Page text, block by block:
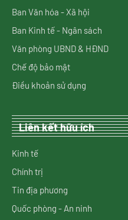
Ban Văn hóa - Xã hội
Ban Kinh tế - Ngân sách
Văn phòng UBND & HĐND
Chế độ bảo mật
Điều khoản sử dụng
Liên kết hữu ích
Kinh tế
Chính trị
Tin địa phương
Quốc phòng - An ninh